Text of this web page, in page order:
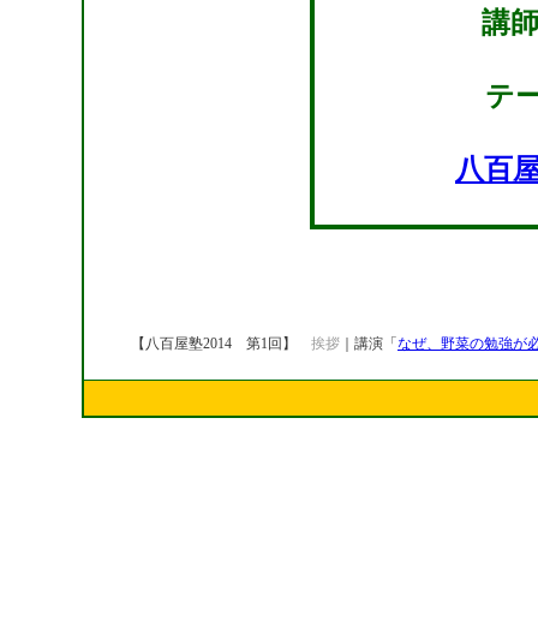
講
テ
八百
【八百屋塾2014 第1回】 挨拶 ｜講演「 なぜ、野菜の勉強が